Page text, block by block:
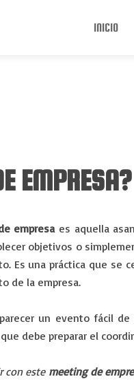
INICIO
EMPRESA?
empresaes aquella
objetivos o
Es una práctica que se
de la empresa.
un evento fácil
debe preparar el
con este meeting de